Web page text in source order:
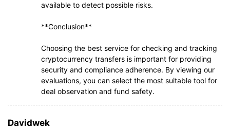
available to detect possible risks.
**Conclusion**
Choosing the best service for checking and tracking
cryptocurrency transfers is important for providing
security and compliance adherence. By viewing our
evaluations, you can select the most suitable tool for
deal observation and fund safety.
Davidwek